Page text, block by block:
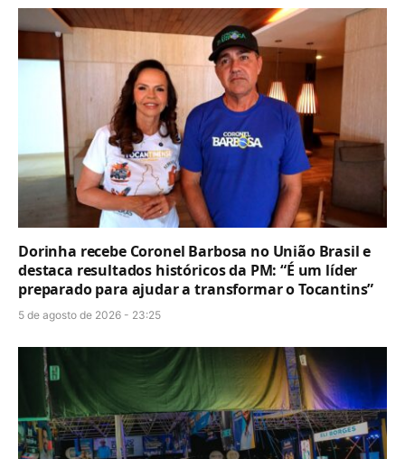
Dorinha recebe Coronel Barbosa no União Brasil e
destaca resultados históricos da PM: “É um líder
preparado para ajudar a transformar o Tocantins”
5 de agosto de 2026 - 23:25